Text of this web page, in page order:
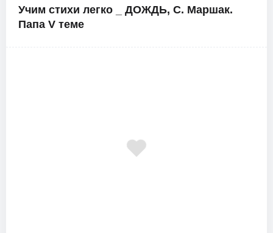
Учим стихи легко _ ДОЖДЬ, С. Маршак.
Папа V теме